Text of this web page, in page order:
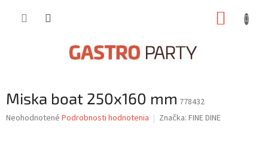
Miska boat 250x160 mm 778432
Priemerné
Neohodnotené Podrobnosti hodnotenia Značka: FINE DINE